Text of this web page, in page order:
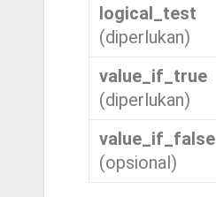
logical_test
(diperlukan)
value_if_true
(diperlukan)
value_if_false
(opsional)